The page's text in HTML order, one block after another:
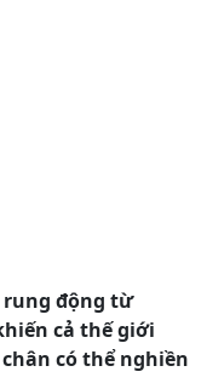
động từ
cả thế giới
có thể nghiền